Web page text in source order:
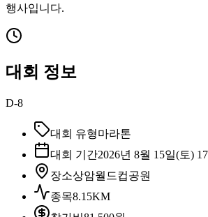
행사입니다.
대회 정보
D-8
대회 유형마라톤
대회 기간2026년 8월 15일(토)
장소상암월드컵공원
종목8.15KM